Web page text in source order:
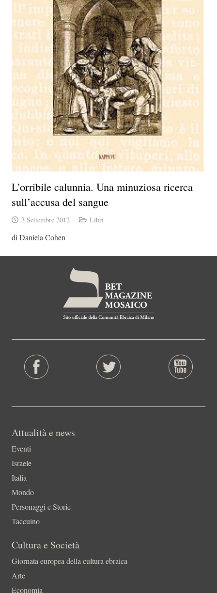
L’orribile calunnia. Una minuziosa ricerca
sull’accusa del sangue
3 Settembre 2012 Libri
di Daniela Cohen
Attualità e news
Eventi
Israele
Italia
Mondo
Personaggi e Storie
Taccuino
Cultura e Società
Giornata europea della cultura ebraica
Arte
Economia